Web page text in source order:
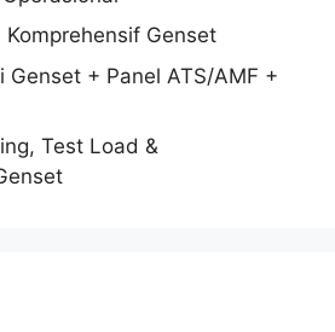
Genset
Genset + Panel ATS/AMF +
Test Load &